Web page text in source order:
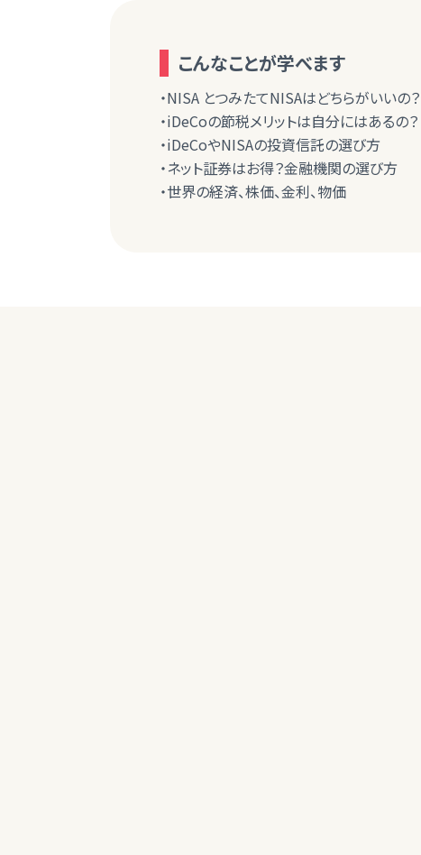
こんなことが学べます
・NISA とつみたてNISAはどちらがいいの？
・iDeCoの節税メリットは自分にはあるの？
・iDeCoやNISAの投資信託の選び方
・ネット証券はお得？金融機関の選び方
・世界の経済、株価、金利、物価